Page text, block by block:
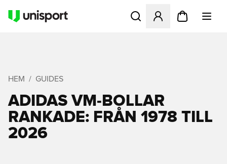
Öppnar en Modal för att
HEM GUIDES
ADIDAS VM-BOLLAR
RANKADE: FRÅN 1978 TILL
2026